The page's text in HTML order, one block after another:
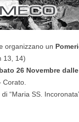
organizzano un
13, 14)
26 Novembre
Corato.
“Maria SS.